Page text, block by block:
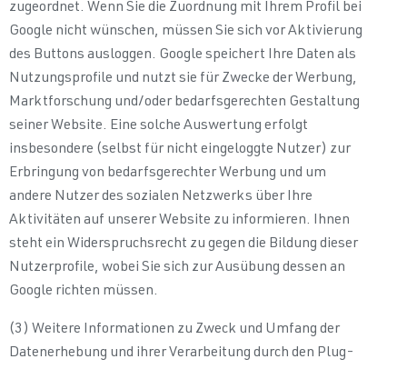
zugeordnet. Wenn Sie die Zuordnung mit Ihrem Profil bei
Google nicht wünschen, müssen Sie sich vor Aktivierung
des Buttons ausloggen. Google speichert Ihre Daten als
Nutzungsprofile und nutzt sie für Zwecke der Werbung,
Marktforschung und/oder bedarfsgerechten Gestaltung
seiner Website. Eine solche Auswertung erfolgt
insbesondere (selbst für nicht eingeloggte Nutzer) zur
Erbringung von bedarfsgerechter Werbung und um
andere Nutzer des sozialen Netzwerks über Ihre
Aktivitäten auf unserer Website zu informieren. Ihnen
steht ein Widerspruchsrecht zu gegen die Bildung dieser
Nutzerprofile, wobei Sie sich zur Ausübung dessen an
Google richten müssen.
(3) Weitere Informationen zu Zweck und Umfang der
Datenerhebung und ihrer Verarbeitung durch den Plug-